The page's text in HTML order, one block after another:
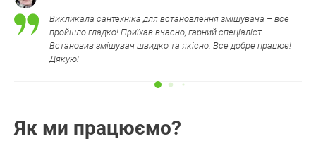
Викликала сантехніка для встановлення змішувача – все
пройшло гладко! Приїхав вчасно, гарний спеціаліст.
Встановив змішувач швидко та якісно. Все добре працює!
Дякую!
Як ми працюємо?